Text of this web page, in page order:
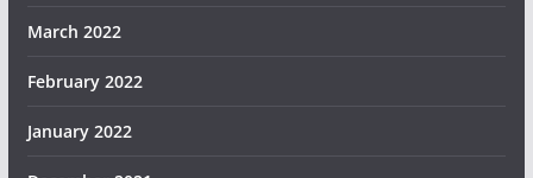
March 2022
February 2022
January 2022